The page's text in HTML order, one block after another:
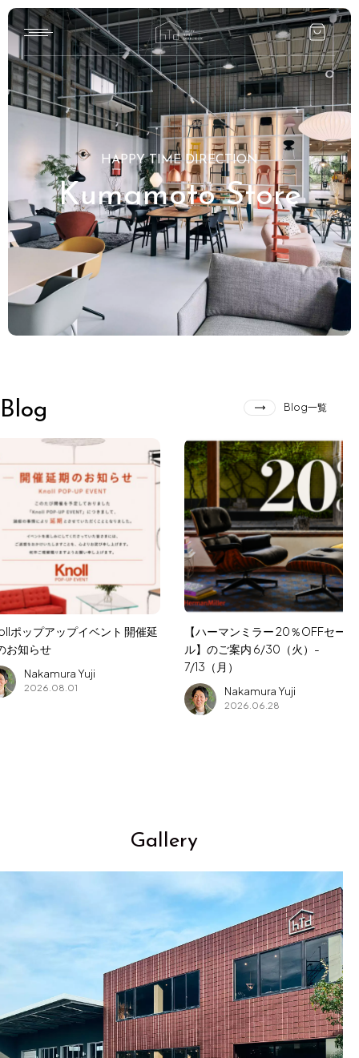
Home
HTD style
Works
Item
Brand
Blog
Recruit
フラッグシップストア
熊本店
096-274-8175
0965-45-9282
HAPPY TIME DIRECTION
Kumamoto Store
Blog Blog一覧
ポップアップイベント 開催延
お知らせ
Nakamura Yuji
2026.08.01
【ハーマンミラー 20％OFFセー
ル】のご案内 6/30（火）-
7/13（月）
Nakamura Yuji
2026.06.28
Gallery